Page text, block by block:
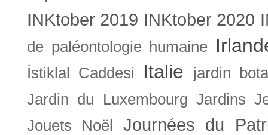
INKtober 2019 INKtober 2020
de paléontologie humaine
İstiklal Caddesi Italie
jardin
Jardin du Luxembourg Jardins
Jouets Noël
Journées du